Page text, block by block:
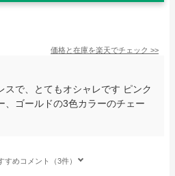
価格と在庫を楽天でチェック >>
スで、とてもオシャレです ピンク
、ゴールドの3色カラーのチェー
すめコメント（3件）